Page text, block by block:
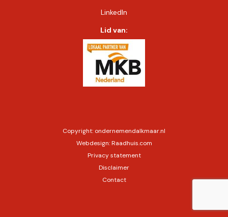
LinkedIn
Lid van:
Copyright: ondernemendalkmaar.nl
Webdesign:Raadhuis.com
Privacy statement
Disclaimer
Contact